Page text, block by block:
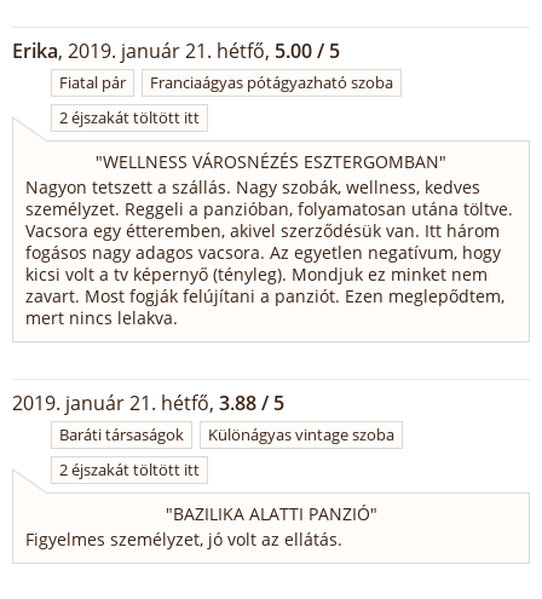
Erika, 2019. január 21. hétfő, 5.00 / 5
Fiatal pár
Franciaágyas pótágyazható szoba
2 éjszakát töltött itt
"WELLNESS VÁROSNÉZÉS ESZTERGOMBAN"
Nagyon tetszett a szállás. Nagy szobák, wellness, kedves
személyzet. Reggeli a panzióban, folyamatosan utána töltve.
Vacsora egy étteremben, akivel szerződésük van. Itt három
fogásos nagy adagos vacsora. Az egyetlen negatívum, hogy
kicsi volt a tv képernyő (tényleg). Mondjuk ez minket nem
zavart. Most fogják felújítani a panziót. Ezen meglepődtem,
mert nincs lelakva.
2019. január 21. hétfő, 3.88 / 5
Baráti társaságok
Különágyas vintage szoba
2 éjszakát töltött itt
"BAZILIKA ALATTI PANZIÓ"
Figyelmes személyzet, jó volt az ellátás.